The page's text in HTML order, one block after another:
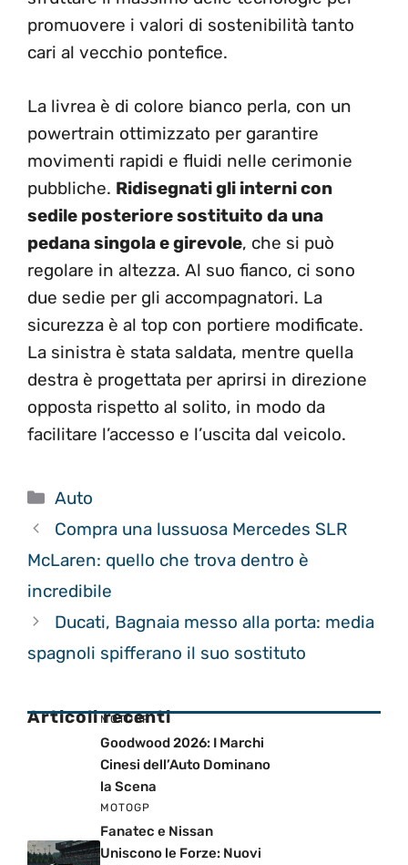
promuovere i valori di sostenibilità tanto
cari al vecchio pontefice.
La livrea è di colore bianco perla, con un
powertrain ottimizzato per garantire
movimenti rapidi e fluidi nelle cerimonie
pubbliche. Ridisegnati gli interni con
sedile posteriore sostituito da una
pedana singola e girevole, che si può
regolare in altezza. Al suo fianco, ci sono
due sedie per gli accompagnatori. La
sicurezza è al top con portiere modificate.
La sinistra è stata saldata, mentre quella
destra è progettata per aprirsi in direzione
opposta rispetto al solito, in modo da
facilitare l’accesso e l’uscita dal veicolo.
Categorie
Auto
Compra una lussuosa Mercedes SLR
McLaren: quello che trova dentro è
incredibile
Ducati, Bagnaia messo alla porta: media
spagnoli spifferano il suo sostituto
Articoli recenti
MOTOGP
Goodwood 2026: I Marchi
Cinesi dell’Auto Dominano
la Scena
MOTOGP
Fanatec e Nissan
Uniscono le Forze: Nuovi